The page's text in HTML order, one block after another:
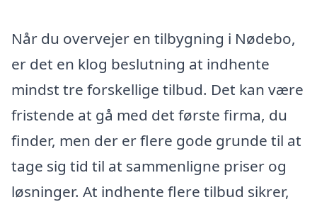
Når du overvejer en tilbygning i Nødebo,
er det en klog beslutning at indhente
mindst tre forskellige tilbud. Det kan være
fristende at gå med det første firma, du
finder, men der er flere gode grunde til at
tage sig tid til at sammenligne priser og
løsninger. At indhente flere tilbud sikrer,